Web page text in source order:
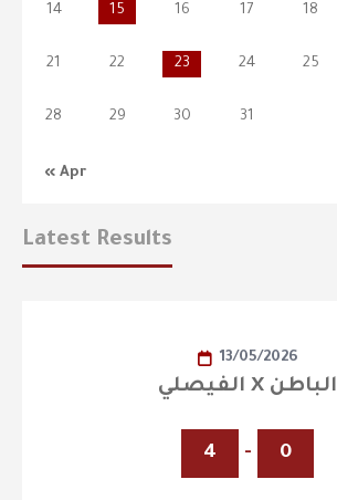
« Apr
14 15 16 17 18
21 22 23 24 25
28 29 30 31
Latest Results
13/05/2026
الفيصلي X الباطن
4 - 0